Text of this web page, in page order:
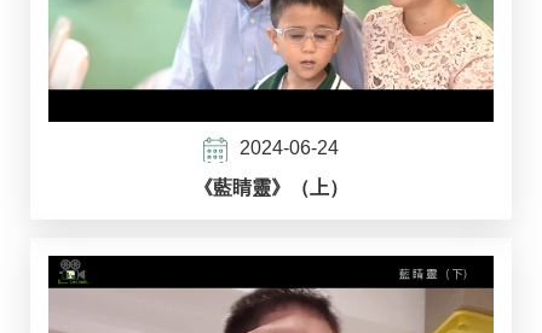
2024-06-24
《藍睛靈》（上）